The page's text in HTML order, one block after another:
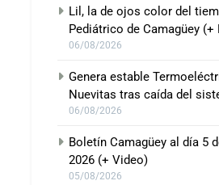
Lil, la de ojos color del
Pediátrico de Camagüey (+
06/08/2026
Genera estable
Nuevitas tras caída del
06/08/2026
Boletín Camagüey al día 5
2026 (+ Video)
05/08/2026